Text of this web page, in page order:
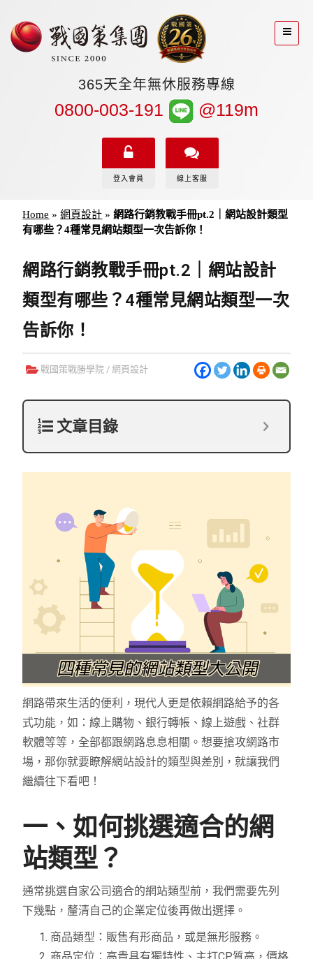
365天全年無休服務專線
0800-003-191 @119m
登入會員 線上客服
Home »網頁設計 »網路行銷教戰手冊pt.2｜網站設計類型
有哪些？4種常見網站類型一次告訴你！
網路行銷教戰手冊pt.2｜網站設計
類型有哪些？4種常見網站類型一次
告訴你！
戰國策戰勝學院 /網頁設計
文章目錄
網路帶來生活的便利，現代人更是依賴網路給予的各
式功能，如：線上購物、銀行轉帳、線上遊戲、社群
軟體等等，全部都跟網路息息相關。想要搶攻網路市
場，那你就要瞭解網站設計的類型與差別，就讓我們
繼續往下看吧！
一、如何挑選適合的網
站類型？
通常挑選自家公司適合的網站類型前，我們需要先列
下幾點，釐清自己的企業定位後再做出選擇。
商品類型：販售有形商品，或是無形服務。